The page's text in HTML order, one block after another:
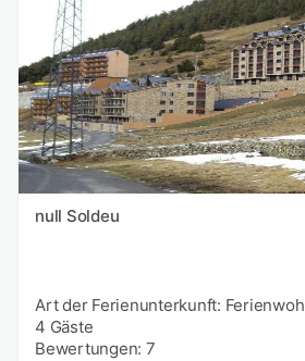
null Soldeu
Art der Ferienunterkunft:
4 Gäste
Bewertungen: 7